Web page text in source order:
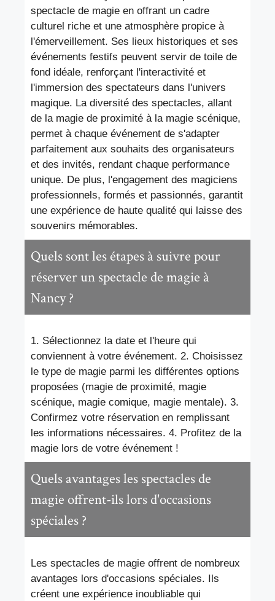
spectacle de magie en offrant un cadre
culturel riche et une atmosphère propice à
l'émerveillement. Ses lieux historiques et ses
événements festifs peuvent servir de toile de
fond idéale, renforçant l'interactivité et
l'immersion des spectateurs dans l'univers
magique. La diversité des spectacles, allant
de la magie de proximité à la magie scénique,
permet à chaque événement de s'adapter
parfaitement aux souhaits des organisateurs
et des invités, rendant chaque performance
unique. De plus, l'engagement des magiciens
professionnels, formés et passionnés, garantit
une expérience de haute qualité qui laisse des
souvenirs mémorables.
Quels sont les étapes à suivre pour
réserver un spectacle de magie à
Nancy ?
1. Sélectionnez la date et l'heure qui
conviennent à votre événement. 2. Choisissez
le type de magie parmi les différentes options
proposées (magie de proximité, magie
scénique, magie comique, magie mentale). 3.
Confirmez votre réservation en remplissant
les informations nécessaires. 4. Profitez de la
magie lors de votre événement !
Quels avantages les spectacles de
magie offrent-ils lors d'occasions
spéciales ?
Les spectacles de magie offrent de nombreux
avantages lors d'occasions spéciales. Ils
créent une expérience inoubliable qui